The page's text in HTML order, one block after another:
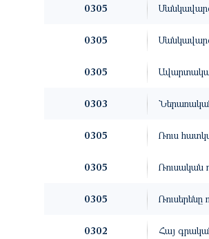
0305
0305
0305
0303
0305 Ռուս
0305 Ռուսական
0305 Ռուսերենը
0302 Հայ